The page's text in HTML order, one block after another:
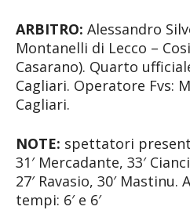
ARBITRO: Alessandro
Montanelli di Lecco –
Casarano). Quarto
Cagliari. Operatore Fvs:
Cagliari.
NOTE: spettatori
31′ Mercadante, 33′
27′ Ravasio, 30′ Mastinu.
tempi: 6′ e 6′